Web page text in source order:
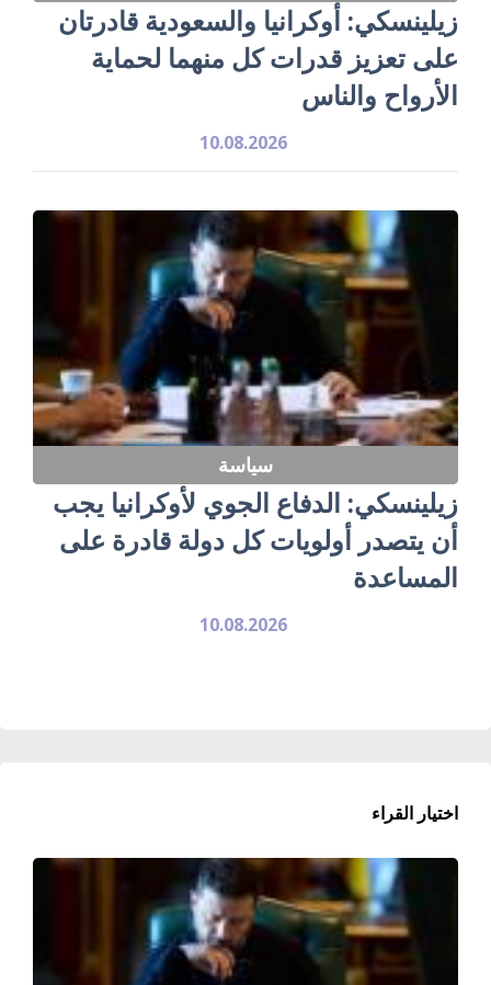
زيلينسكي: أوكرانيا والسعودية قادرتان
على تعزيز قدرات كل منهما لحماية
الأرواح والناس
10.08.2026
سياسة
زيلينسكي: الدفاع الجوي لأوكرانيا يجب
أن يتصدر أولويات كل دولة قادرة على
المساعدة
10.08.2026
اختيار القراء